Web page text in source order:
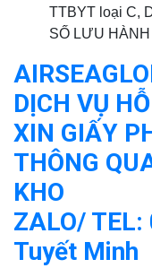
TTBYT loại C,
SỐ LƯU
DỊCH VỤ
XIN GIẤY
THÔNG
KHO
ZALO/
Tuyết Minh